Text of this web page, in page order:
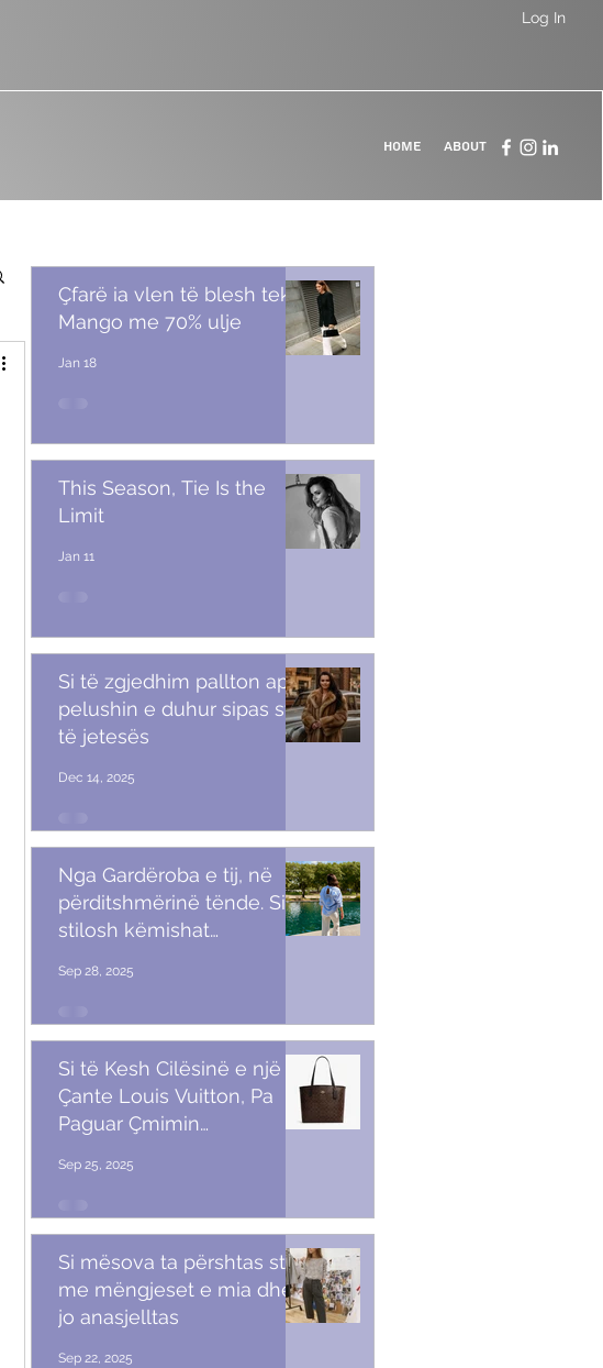
Log In
Home About
Çfarë ia vlen të blesh tek
Mango me 70% ulje
Jan 18
This Season, Tie Is the
Limit
Jan 11
Si të zgjedhim pallton apo
pelushin e duhur sipas stilit
të jetesës
Dec 14, 2025
Nga Gardëroba e tij, në
përditshmërinë tënde. Si t’i
stilosh këmishat
Sep 28, 2025
Si të Kesh Cilësinë e një
Çante Louis Vuitton, Pa
Paguar Çmimin
Sep 25, 2025
Si mësova ta përshtas stilin
me mëngjeset e mia dhe
jo anasjelltas
Sep 22, 2025